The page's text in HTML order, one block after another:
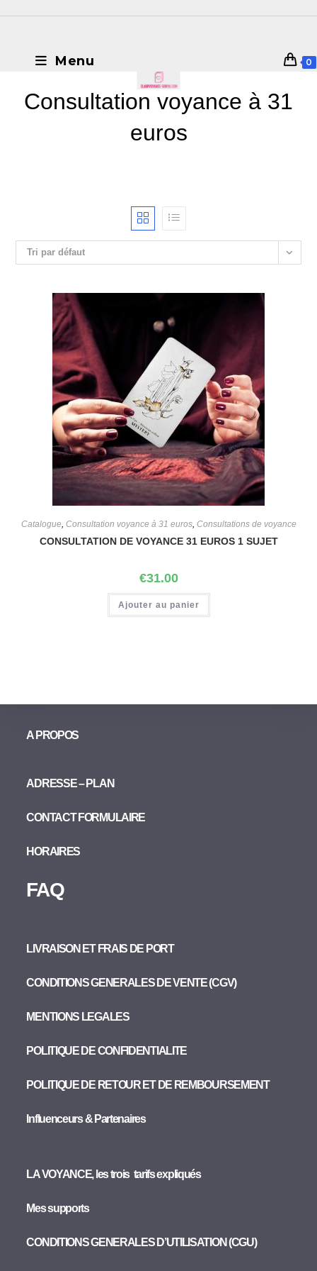
Menu 0
Consultation voyance à 31
euros
Tri par défaut
Catalogue, Consultation voyance à 31 euros, Consultations de voyance
CONSULTATION DE VOYANCE 31 EUROS 1 SUJET
€31.00
Ajouter au panier
A PROPOS
ADRESSE – PLAN
CONTACT FORMULAIRE
HORAIRES
FAQ
LIVRAISON ET FRAIS DE PORT
CONDITIONS GENERALES DE VENTE (CGV)
MENTIONS LEGALES
POLITIQUE DE CONFIDENTIALITE
POLITIQUE DE RETOUR ET DE REMBOURSEMENT
Influenceurs & Partenaires
LA VOYANCE, les trois tarifs expliqués
Mes supports
CONDITIONS GENERALES D’UTILISATION (CGU)